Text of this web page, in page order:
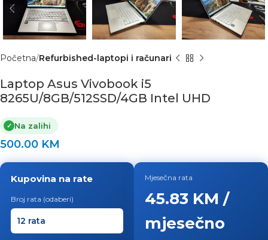
Početna Refurbished-laptopi i računari
Laptop Asus Vivobook i5
8265U/8GB/512SSD/4GB Intel UHD
✓ Na zalihi
500.00 KM
Kupovina na rate
Broj rata (odaberi)
Mjesečna rata
45.83 KM /
mjesečno